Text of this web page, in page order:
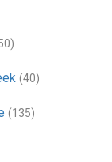
(40)
(135)